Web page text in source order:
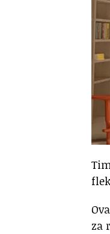
za